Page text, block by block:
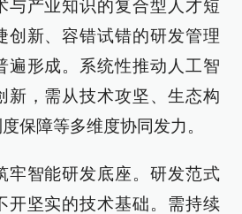
与产业知识的复合型人才短
创新、容错试错的研发管理
遍形成。系统性推动人工智
新，需从技术攻坚、生态构
保障等多维度协同发力。
牢智能研发底座。研发范式
开坚实的技术基础。需持续